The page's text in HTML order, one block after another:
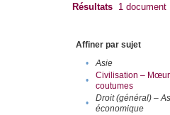
Résultats 1 document
Affiner par sujet
•
Asie
•
Civilisation –
coutumes
•
Droit (général) –
économique